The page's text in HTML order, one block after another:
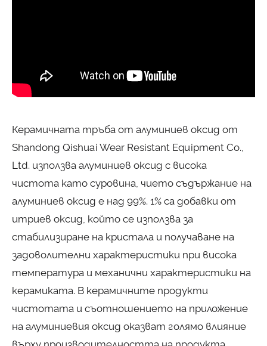
Керамичната тръба от алуминиев оксид от
Shandong Qishuai Wear Resistant Equipment Co.,
Ltd. използва алуминиев оксид с висока
чистота като суровина, чието съдържание на
алуминиев оксид е над 99%. 1% са добавки от
итриев оксид, който се използва за
стабилизиране на кристала и получаване на
задоволителни характеристики при висока
температура и механични характеристики на
керамиката. В керамичните продукти
чистотата и съотношението на приложение
на алуминиевия оксид оказват голямо влияние